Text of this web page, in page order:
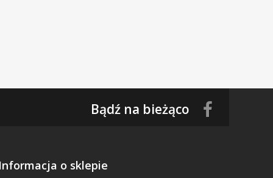
Bądź na bieżąco
o sklepie